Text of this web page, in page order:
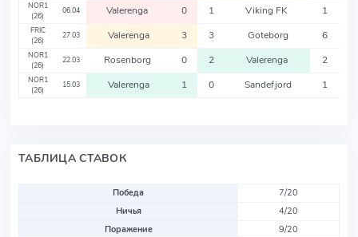
NOR1
(26)
06.04 Valerenga 0 1 Viking FK 1
FRIC
(26)
27.03 Valerenga 3 3 Goteborg 6
NOR1
(26)
22.03 Rosenborg 0 2 Valerenga 2
NOR1
(26)
15.03 Valerenga 1 0 Sandefjord 1
ТАБЛИЦА СТАВОК
Победа
7/20
Ничья
4/20
Поражение
9/20